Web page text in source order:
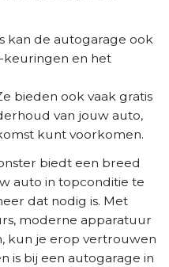
kan de autogarage ook
keuringen en het
bieden ook vaak gratis
van jouw auto,
kunt voorkomen.
biedt een breed
auto in topconditie te
dat nodig is. Met
moderne apparatuur
kun je erop vertrouwen
is bij een autogarage in